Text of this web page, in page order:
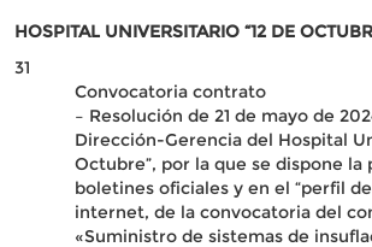
HOSPITAL UNIVERSITARIO “12 DE
31
Convocatoria contrato
– Resolución de 21 de mayo de
Dirección-Gerencia del Hospital
Octubre”, por la que se dispone la
boletines oficiales y en el “perfil
internet, de la convocatoria del
«Suministro de sistemas de